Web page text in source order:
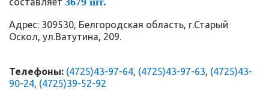
Адрес: 309530, Белгородская область, г.Старый
Оскол, ул.Ватутина, 209.
Телефоны: (4725)43-97-64, (4725)43-97-63, (4725)43-
90-24, (4725)39-52-92